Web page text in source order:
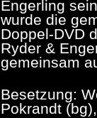
Engerling
wurde die
Doppel-DVD
Ryder &
gemeinsam
Besetzung:
Pokrandt